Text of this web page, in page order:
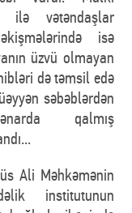
ilə vətəndaşlar
isə
üzvü olmayan
də təmsil edə
səbəblərdən
qalmış
Ali Məhkəmənin
institutunun